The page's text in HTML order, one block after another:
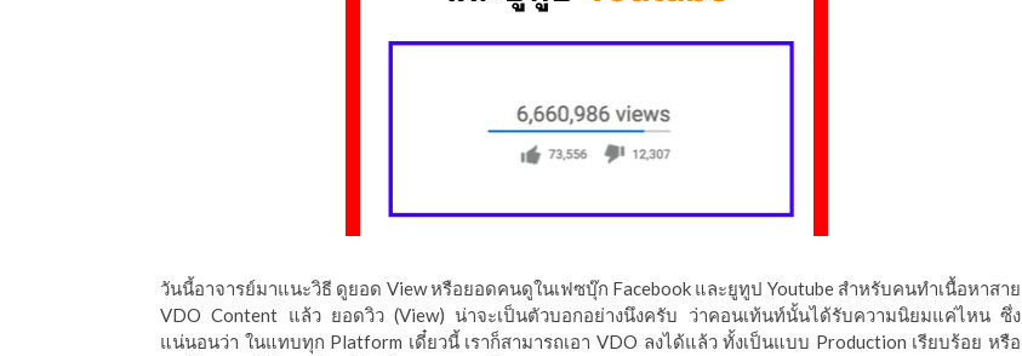
วันนี้อาจารย์มาแนะวิธี ดูยอด View หรือยอดคนดูในเฟซบุ๊ก Facebook และยูทูป Youtube สำหรับคนทำเนื้อหาสาย
VDO Content แล้ว ยอดวิว (View) น่าจะเป็นตัวบอกอย่างนึงครับ ว่าคอนเท้นท์นั้นได้รับความนิยมแค่ไหน ซึ่ง
แน่นอนว่า ในแทบทุก Platform เดี๋ยวนี้ เราก็สามารถเอา VDO ลงได้แล้ว ทั้งเป็นแบบ Production เรียบร้อย หรือ